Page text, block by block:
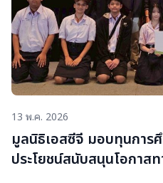
เติบโตในสายอาชีพ เพื่อสร้างแ
โอกาสทางการศึกษาสามารถต่
นิธิเอสซีจี เชื่อว่าการสร้าง “คน
สนับสนุนด้านการศึกษา แต่คือก
ของตนเอง เติบโตเป็นทั้ง “คน
สามารถพึ่งพาตนเองได้ และพร้
ชาติในอนาคต โดยกิจกรรมนี้
ให้นักเรียนทุนฯ ได้ทั้งความรู้ ทั
13 พ.ค. 2026
มูลนิธิเอสซีจี มอบทุนกา
ประโยชน์สนับสนุนโอกาส